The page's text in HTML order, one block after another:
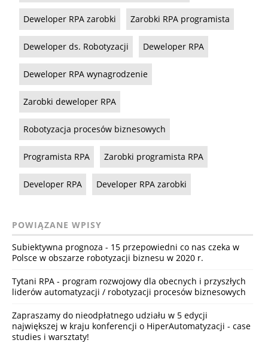
Deweloper RPA zarobki Zarobki RPA programista
Deweloper ds. Robotyzacji Deweloper RPA
Deweloper RPA wynagrodzenie
Zarobki deweloper RPA
Robotyzacja procesów biznesowych
Programista RPA Zarobki programista RPA
Developer RPA Developer RPA zarobki
POWIĄZANE WPISY
Subiektywna prognoza - 15 przepowiedni co nas czeka w
Polsce w obszarze robotyzacji biznesu w 2020 r.
Tytani RPA - program rozwojowy dla obecnych i przyszłych
liderów automatyzacji / robotyzacji procesów biznesowych
Zapraszamy do nieodpłatnego udziału w 5 edycji
największej w kraju konferencji o HiperAutomatyzacji - case
studies i warsztaty!